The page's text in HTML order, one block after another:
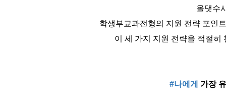
올댓수
학생부교과전형의 지원 전략 포인
이 세 가지 지원 전략을 적절히
#나에게 가장